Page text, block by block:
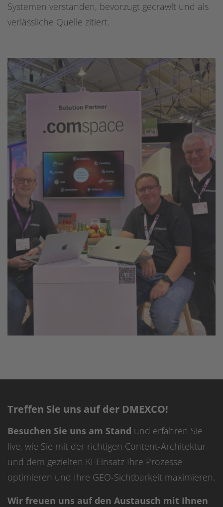
Systemen verstanden, bevorzugt gecrawlt und als
verlässliche Quelle zitiert.
Treffen Sie uns auf der DMEXCO!
Besuchen Sie uns am Stand und erfahren Sie
live, wie Sie mit der richtigen Content-Architektur
und dem gezielten KI-Einsatz Ihre Prozesse
optimieren und Ihre GEO-Sichtbarkeit maximieren.
Wir freuen uns auf den Austausch mit Ihnen